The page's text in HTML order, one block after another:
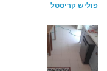
פוליש קריסטל